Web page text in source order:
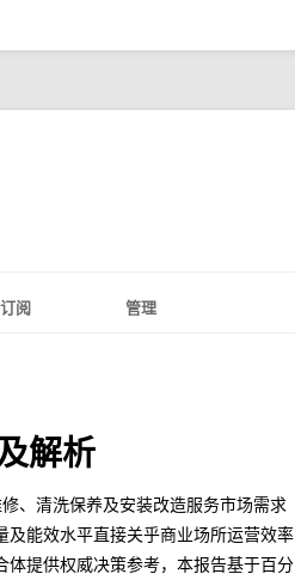
订阅 管理
解析
、清洗保养及安装改造服务市场需求
能效水平直接关乎商业场所运营效率
提供权威决策参考，本报告基于百分